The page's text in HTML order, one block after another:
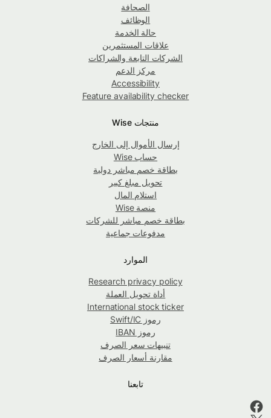
الصحافة
الوظائف
حالة الخدمة
علاقات المستثمرين
الشركات التابعة والشراكات
مركز الدعم
Accessibility
Feature availability checker
منتجات Wise
إرسال الأموال إلى الخارج
حساب Wise
بطاقة خصم مباشر دولية
تحويل مبلغ كبير
استلام المال
منصة Wise
بطاقة خصم مباشر للشركات
مدفوعات جماعية
الموارد
Research privacy policy
أداة تحويل العملة
International stock ticker
رموز Swift/IC
رموز IBAN
تنبيهات سعر الصرف
مقارنة أسعار الصرف
تابعنا